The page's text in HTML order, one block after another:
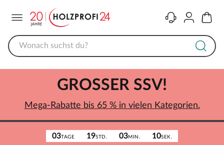
KontaktKonto
03TAGE 19STD. 03MIN. 10SEK.
GROSSER SSV!
Mega-Rabatte bis 65 % in vielen Kategorien.